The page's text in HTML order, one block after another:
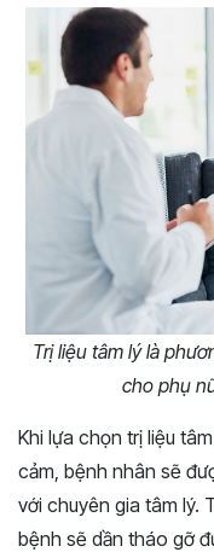
Trị liệu tâm lý là
cho phụ
Khi lựa chọn trị liệu
cảm, bệnh nhân sẽ
với chuyên gia tâm lý.
bệnh sẽ dần tháo gỡ